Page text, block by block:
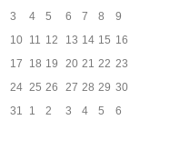
3
4 5 6 7 8
9
10 11 12 13 14 15 16
17
18 19 20 21 22 23
24 25 26 27 28 29 30
31
1 2 3 4 5 6